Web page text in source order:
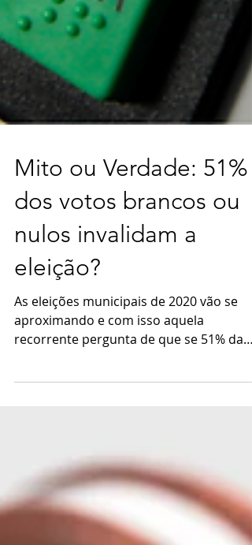
Mito ou Verdade: 51%
dos votos brancos ou
nulos invalidam a
eleição?
As eleições municipais de 2020 vão se
recorrente pergunta de que se 51% da